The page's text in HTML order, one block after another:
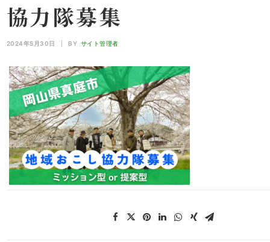
協力隊募集
2024年5月30日 BY サイト管理者